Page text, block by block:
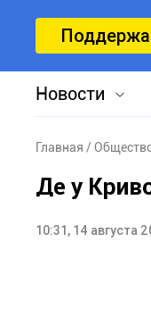
Новости
Главная
Де у
10:31, 14 августа